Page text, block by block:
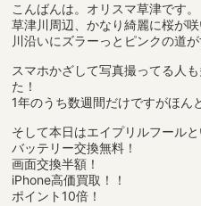
こんばんは。オリスマ草津です。
草津川周辺、かなり綺麗に桜が咲
川沿いにズラーっとピンクの道が
スマホかざして写真撮ってる人
た！
1年のうち数週間だけですがほん
そして本日はエイプリルフール
バッテリー交換無料！
画面交換半額！
iPhone高価買取！！
ポイント10倍！